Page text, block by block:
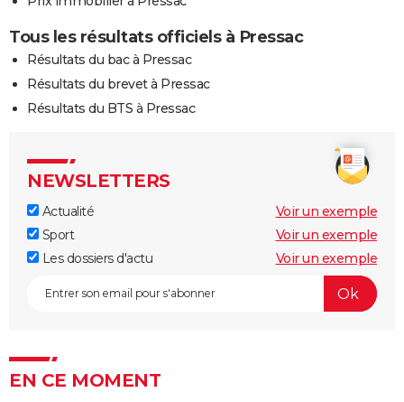
Tous les résultats officiels à Pressac
Résultats du bac à Pressac
Résultats du brevet à Pressac
Résultats du BTS à Pressac
NEWSLETTERS
Actualité
Voir un exemple
Sport
Voir un exemple
Les dossiers d'actu
Voir un exemple
EN CE MOMENT